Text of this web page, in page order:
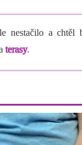
nestačilo a chtěl
terasy.